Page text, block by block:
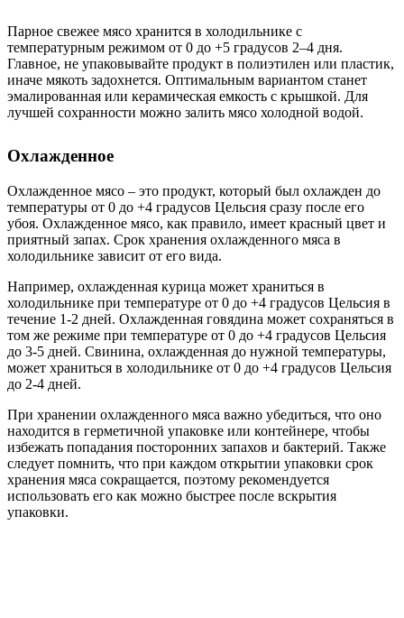
Парное свежее мясо хранится в холодильнике с
температурным режимом от 0 до +5 градусов 2–4 дня.
Главное, не упаковывайте продукт в полиэтилен или пластик,
иначе мякоть задохнется. Оптимальным вариантом станет
эмалированная или керамическая емкость с крышкой. Для
лучшей сохранности можно залить мясо холодной водой.
Охлажденное
Охлажденное мясо – это продукт, который был охлажден до
температуры от 0 до +4 градусов Цельсия сразу после его
убоя. Охлажденное мясо, как правило, имеет красный цвет и
приятный запах. Срок хранения охлажденного мяса в
холодильнике зависит от его вида.
Например, охлажденная курица может храниться в
холодильнике при температуре от 0 до +4 градусов Цельсия в
течение 1-2 дней. Охлажденная говядина может сохраняться в
том же режиме при температуре от 0 до +4 градусов Цельсия
до 3-5 дней. Свинина, охлажденная до нужной температуры,
может храниться в холодильнике от 0 до +4 градусов Цельсия
до 2-4 дней.
При хранении охлажденного мяса важно убедиться, что оно
находится в герметичной упаковке или контейнере, чтобы
избежать попадания посторонних запахов и бактерий. Также
следует помнить, что при каждом открытии упаковки срок
хранения мяса сокращается, поэтому рекомендуется
использовать его как можно быстрее после вскрытия
упаковки.